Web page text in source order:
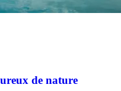
de nature